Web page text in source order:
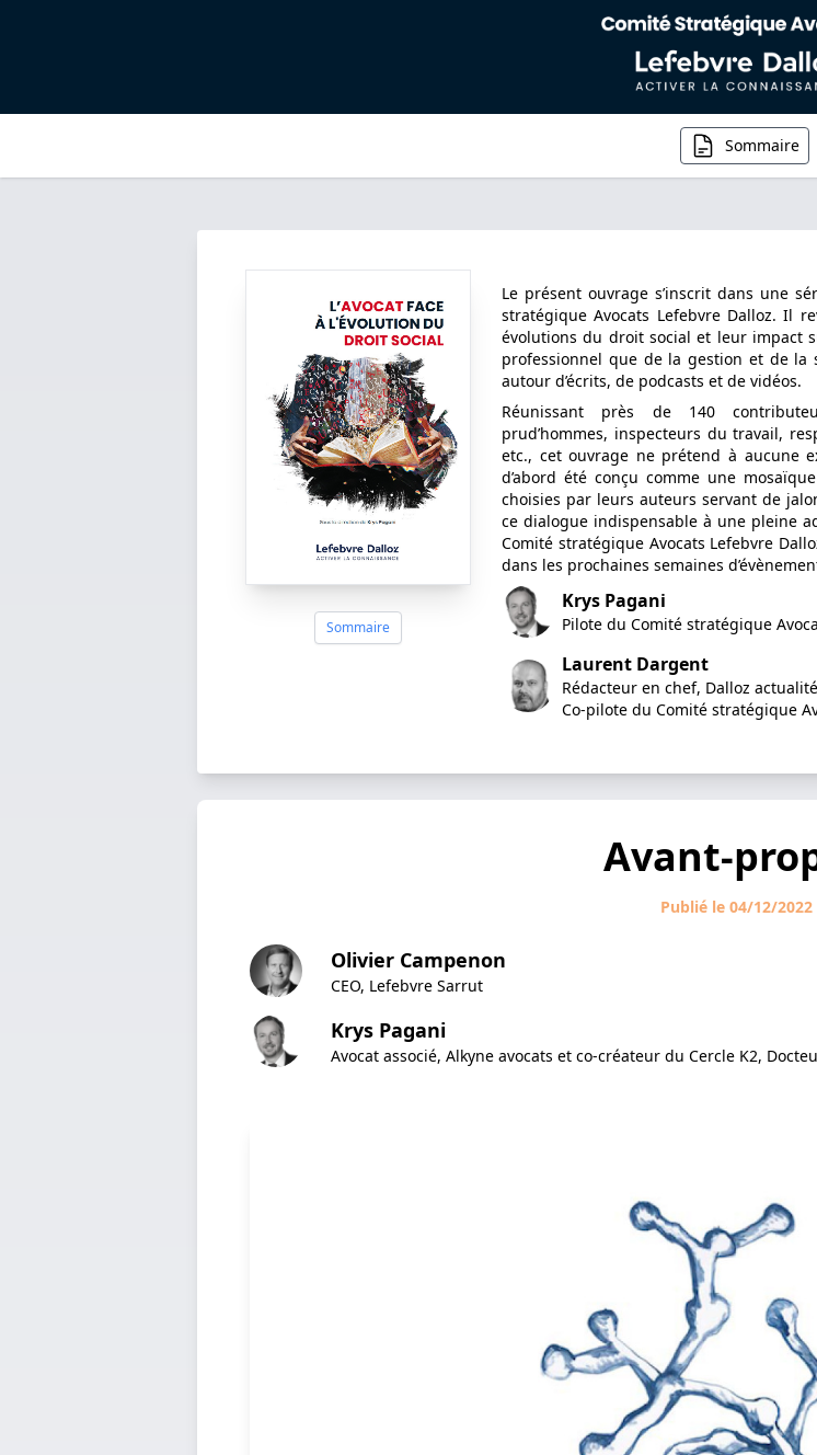
Sommaire
Sommaire
Le présent ouvrage s’inscrit dans une
stratégique Avocats Lefebvre Dalloz. Il
évolutions du droit social et leur impact
professionnel que de la gestion et de la
autour d’écrits, de podcasts et de vidéos.
Réunissant près de 140
prud’hommes, inspecteurs du travail,
etc., cet ouvrage ne prétend à aucune
d’abord été conçu comme une
choisies par leurs auteurs servant de
ce dialogue indispensable à une pleine
Comité stratégique Avocats Lefebvre
dans les prochaines semaines
Krys Pagani
Pilote du Comité stratégique
Laurent Dargent
Rédacteur en chef, Dalloz actualité
Co-pilote du Comité stratégique
Avant-
Publié le 04/12/2022
Olivier Campenon
CEO, Lefebvre Sarrut
Krys Pagani
Avocat associé, Alkyne avocats et co-créateur du Cercle K2,